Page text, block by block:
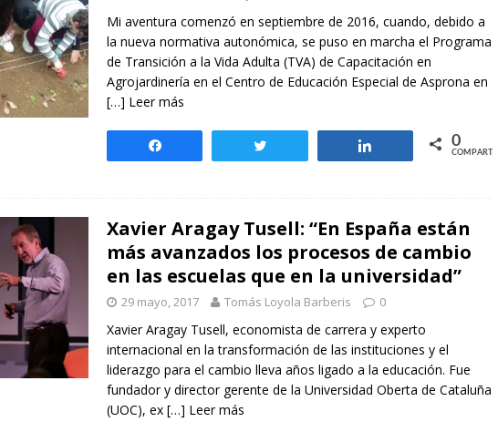
[ 7 enero, 2025 ]
Imaginar otros mundos es posible: Tertulias entre familiares en la Escuela
Primaria Prof. Heliodoro Ruiz Castillo
EVIDENCIAS
Mi aventura comenzó en septiembre de 2016, cuando, debido a
la nueva normativa autonómica, se puso en marcha el Programa
de Transición a la Vida Adulta (TVA) de Capacitación en
Agrojardinería en el Centro de Educación Especial de Asprona en
[…] Leer más
Compartir 0
COMPARTIR
Xavier Aragay Tusell: “En España están
más avanzados los procesos de cambio
en las escuelas que en la universidad”
29 mayo, 2017 Tomás Loyola Barberis 0
Xavier Aragay Tusell, economista de carrera y experto
internacional en la transformación de las instituciones y el
liderazgo para el cambio lleva años ligado a la educación. Fue
fundador y director gerente de la Universidad Oberta de Cataluña
(UOC), ex […] Leer más